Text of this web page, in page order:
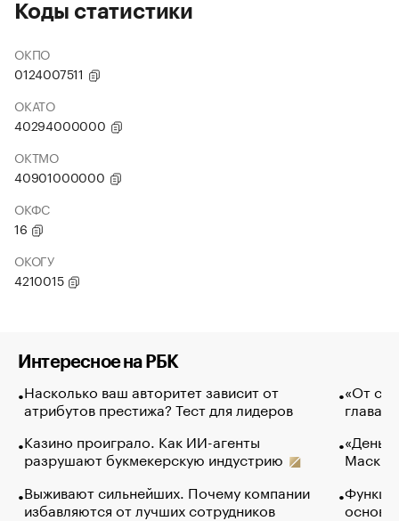
Коды статистики
ОКПО
0124007511
ОКАТО
40294000000
ОКТМО
40901000000
ОКФС
16
ОКОГУ
4210015
Интересное на РБК
Насколько ваш авторитет зависит от
атрибутов престижа? Тест для лидеров
Казино проиграло. Как ИИ-агенты
разрушают букмекерскую индустрию
Выживают сильнейших. Почему компании
избавляются от лучших сотрудников
«От
глава
Маск в
основ